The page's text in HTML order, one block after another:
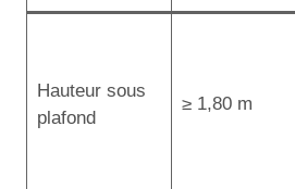
Hauteur sous
plafond
≥ 1,80 m